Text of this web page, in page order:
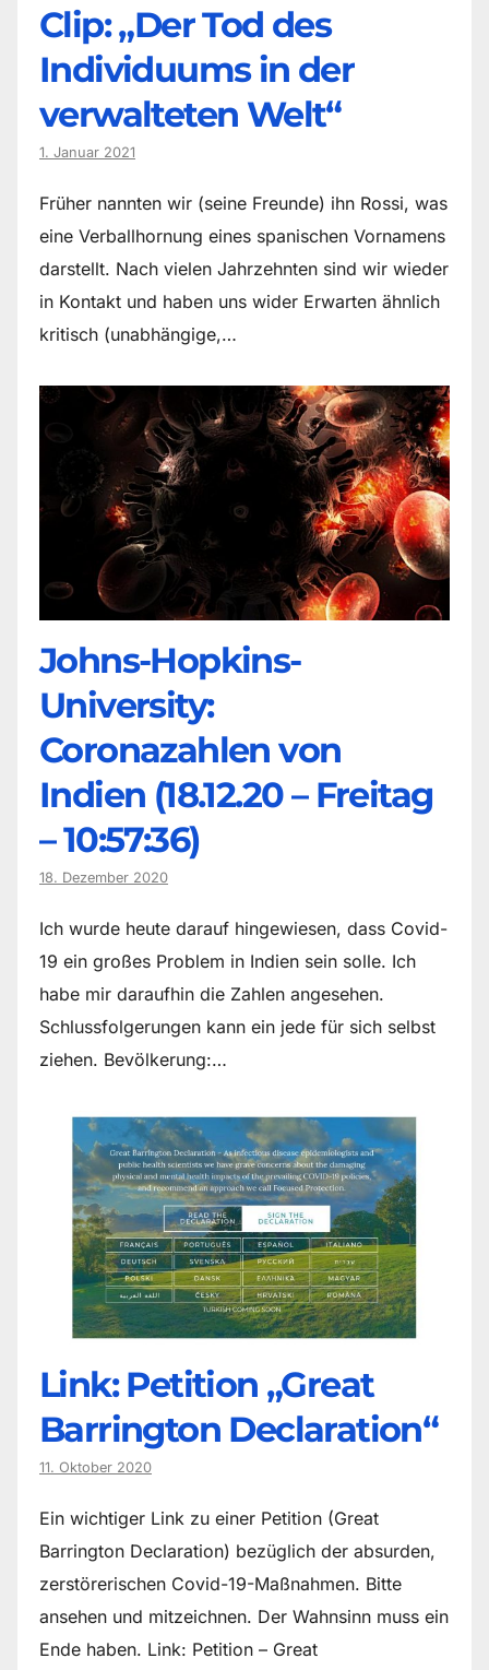
Clip: „Der Tod des
Individuums in der
verwalteten Welt“
1. Januar 2021
Früher nannten wir (seine Freunde) ihn Rossi, was
eine Verballhornung eines spanischen Vornamens
darstellt. Nach vielen Jahrzehnten sind wir wieder
in Kontakt und haben uns wider Erwarten ähnlich
kritisch (unabhängige,…
Johns-Hopkins-
University:
Coronazahlen von
Indien (18.12.20 – Freitag
– 10:57:36)
18. Dezember 2020
Ich wurde heute darauf hingewiesen, dass Covid-
19 ein großes Problem in Indien sein solle. Ich
habe mir daraufhin die Zahlen angesehen.
Schlussfolgerungen kann ein jede für sich selbst
ziehen. Bevölkerung:…
Link: Petition „Great
Barrington Declaration“
11. Oktober 2020
Ein wichtiger Link zu einer Petition (Great
Barrington Declaration) bezüglich der absurden,
zerstörerischen Covid-19-Maßnahmen. Bitte
ansehen und mitzeichnen. Der Wahnsinn muss ein
Ende haben. Link: Petition – Great